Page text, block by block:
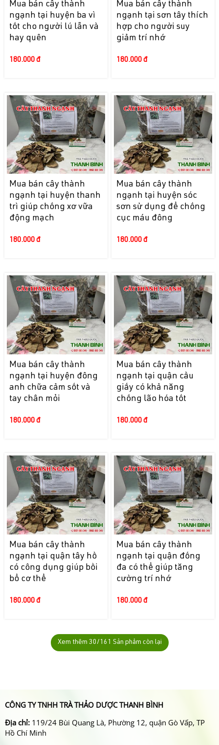
Mua bán cây thành
ngạnh tại huyện ba vì
tốt cho người lú lẫn và
hay quên
180.000 đ
Mua bán cây thành
ngạnh tại sơn tây thích
hợp cho người suy
giảm trí nhớ
180.000 đ
Mua bán cây thành
ngạnh tại huyện thanh
trì giúp chống xơ vữa
động mạch
180.000 đ
Mua bán cây thành
ngạnh tại huyện sóc
sơn sử dụng để chống
cục máu đông
180.000 đ
Mua bán cây thành
ngạnh tại huyện đông
anh chữa cảm sốt và
tay chân mỏi
180.000 đ
Mua bán cây thành
ngạnh tại quận cầu
giấy có khả năng
chống lão hóa tốt
180.000 đ
Mua bán cây thành
ngạnh tại quận tây hồ
có công dụng giúp bồi
bổ cơ thể
180.000 đ
Mua bán cây thành
ngạnh tại quận đống
đa có thể giúp tăng
cường trí nhớ
180.000 đ
Xem thêm 30/161 Sản phẩm còn lại
CÔNG TY TNHH TRÀ THẢO DƯỢC THANH BÌNH
Địa chỉ: 119/24 Bùi Quang Là, Phường 12, quận Gò Vấp, TP
Hồ Chí Minh